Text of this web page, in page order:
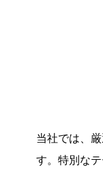
当社では、
す。特別な